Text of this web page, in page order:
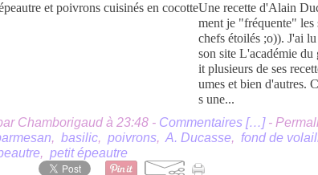
Une recette d'Alain
ment je "fréquente" les
chefs étoilés ;o)). J'ai
son site L'académie du
it plusieurs de ses
umes et bien d'autres.
s une...
Chamborigaud à 23:48 - Commentaires […]-
, basilic, poivrons, A. Ducasse, fond de
, petit épeautre